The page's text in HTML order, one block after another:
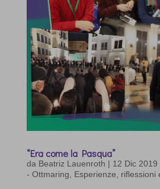
“Era come la Pasqua”
da Beatriz Lauenroth | 12 Dic 2019
- Ottmaring
Esperienze, riflessioni